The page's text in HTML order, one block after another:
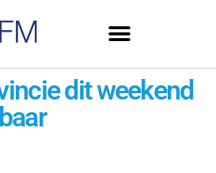
dit weekend